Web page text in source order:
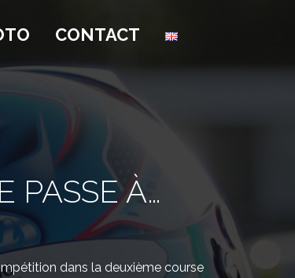
CONTACT
PASSE À…
dans la deuxième course